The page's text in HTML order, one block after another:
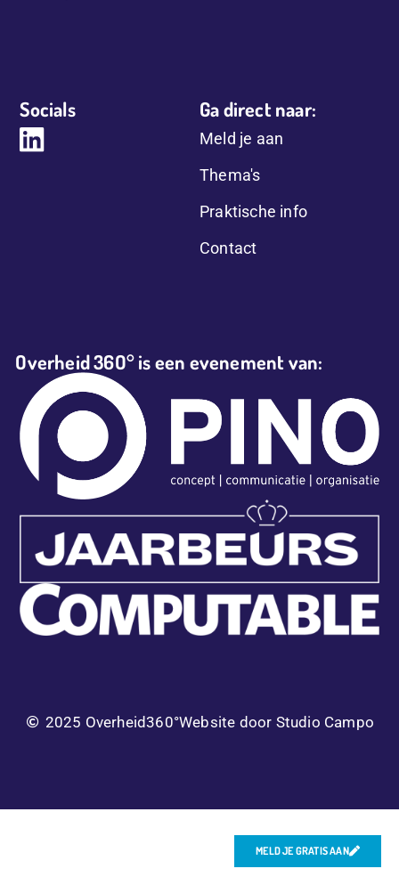
Overheid 36O° is een evenement van:
Ga direct naar:
Meld je aan
Thema's
Praktische info
Contact
Socials
MELD JE GRATIS AAN
2025 Overheid360°Website door Studio Campo